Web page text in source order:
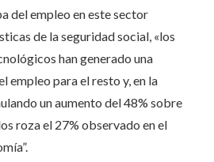
del empleo en este sector
de la seguridad social, «los
han generado una
empleo para el resto y, en la
un aumento del 48% sobre
roza el 27% observado en el